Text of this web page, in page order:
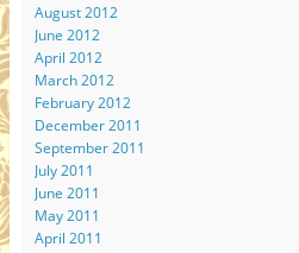
August 2012
June 2012
April 2012
March 2012
February 2012
December 2011
September 2011
July 2011
June 2011
May 2011
April 2011